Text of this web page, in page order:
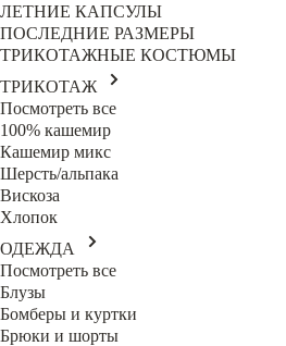
ЛЕТНИЕ КАПСУЛЫ
ПОСЛЕДНИЕ РАЗМЕРЫ
ТРИКОТАЖНЫЕ КОСТЮМЫ
ТРИКОТАЖ
Посмотреть все
100% кашемир
Кашемир микс
Шерсть/альпака
Вискоза
Хлопок
ОДЕЖДА
Посмотреть все
Блузы
Бомберы и куртки
Брюки и шорты